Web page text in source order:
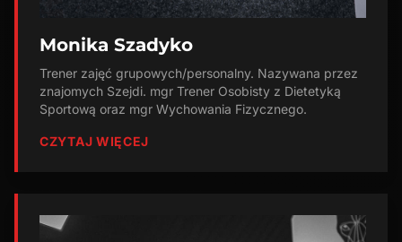
Monika Szadyko
Trener zajęć grupowych/personalny. Nazywana przez
znajomych Szejdi. mgr Trener Osobisty z Dietetyką
Sportową oraz mgr Wychowania Fizycznego.
CZYTAJ WIĘCEJ